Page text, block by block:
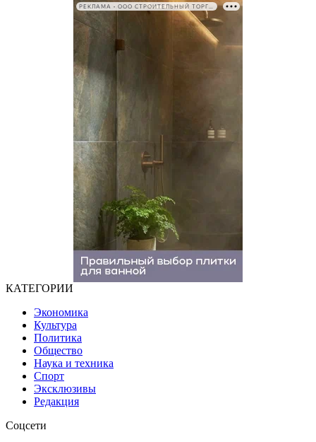
РЕКЛАМА • ООО СТРОИТЕЛЬНЫЙ ТОРГОВЫЙ ДОМ «ПЕТРОВИЧ». ИНН: 7802348846
КАТЕГОРИИ
Экономика
Культура
Политика
Общество
Наука и техника
Спорт
Эксклюзивы
Редакция
Соцсети